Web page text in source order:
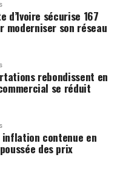
d’Ivoire sécurise 167
moderniser son réseau
rebondissent en
se réduit
inflation contenue en
des prix